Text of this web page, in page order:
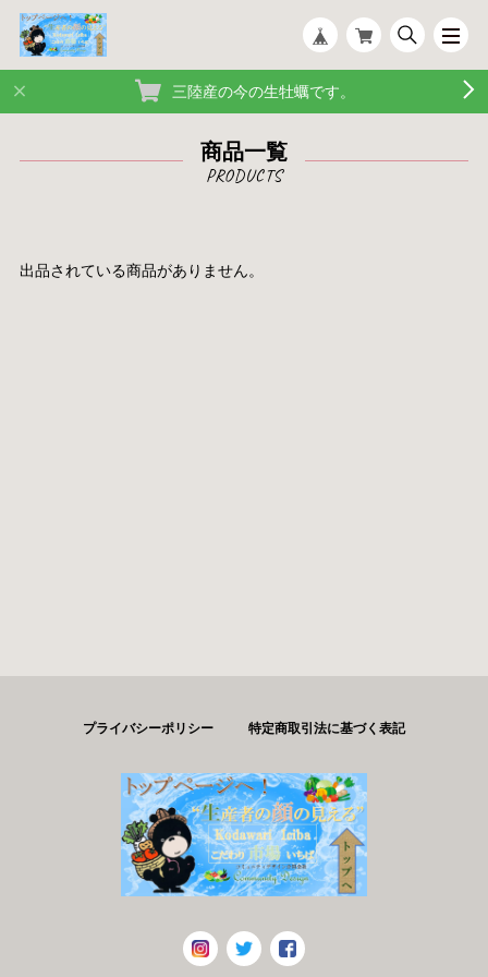
三陸産の今の生牡蠣です。
商品一覧
出品されている商品がありません。
プライバシーポリシー 特定商取引法に基づく表記